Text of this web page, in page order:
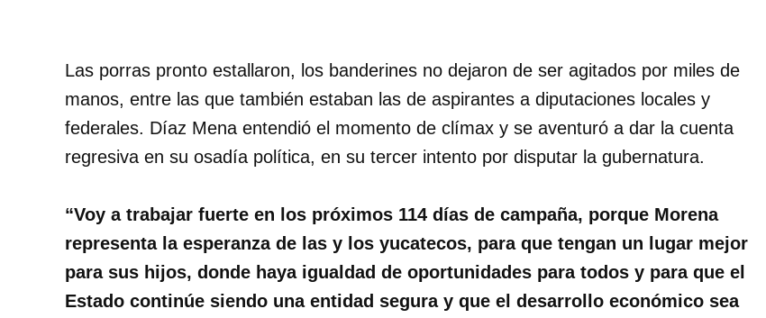
Las porras pronto estallaron, los banderines no dejaron de ser agitados por miles de
manos, entre las que también estaban las de aspirantes a diputaciones locales y
federales. Díaz Mena entendió el momento de clímax y se aventuró a dar la cuenta
regresiva en su osadía política, en su tercer intento por disputar la gubernatura.
“Voy a trabajar fuerte en los próximos 114 días de campaña, porque Morena
representa la esperanza de las y los yucatecos, para que tengan un lugar mejor
para sus hijos, donde haya igualdad de oportunidades para todos y para que el
Estado continúe siendo una entidad segura y que el desarrollo económico sea